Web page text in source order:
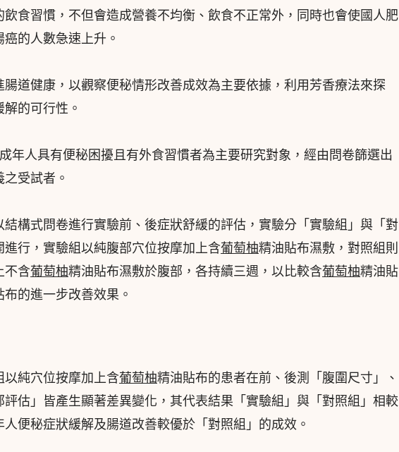
飲食習慣，不但會造成營養不均衡、飲食不正常外，同時也會使國人肥
的人數急速上升。
道健康，以觀察便秘情形改善成效為主要依據，利用芳香療法來探
的可行性。
年人具有便秘困擾且有外食習慣者為主要研究對象，經由問卷篩選出
受試者。
構式問卷進行實驗前、後症狀舒緩的評估，實驗分「實驗組」與「對
進行，實驗組以純腹部穴位按摩加上含葡萄柚精油貼布濕敷，對照組則
不含葡萄柚精油貼布濕敷於腹部，各持續三週，以比較含葡萄柚精油貼
布的進一步改善效果。
純穴位按摩加上含葡萄柚精油貼布的患者在前、後測「腹圍尺寸」、
評估」皆產生顯著差異變化，其代表結果「實驗組」與「對照組」相較
便秘症狀緩解及腸道改善較優於「對照組」的成效。